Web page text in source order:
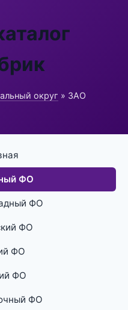
округ » ЗАО
ФО
ФО
ФО
ФО
ФО
ФО